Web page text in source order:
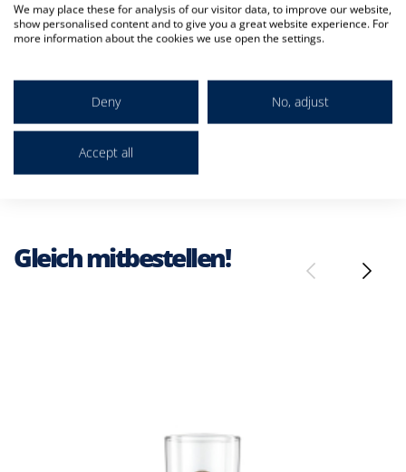
davon Zucker 4,8 g
Enthält geringfügige Mengen von Fett, gesättigten Fettsäuren,
ERDINGER Alkoholfrei Zitrone enthält einen minimalen
Gleich mitbestellen!
We may place these for analysis of our visitor data, to improve our website,
show personalised content and to give you a great website experience. For
more information about the cookies we use open the settings.
Deny No, adjust
Accept all